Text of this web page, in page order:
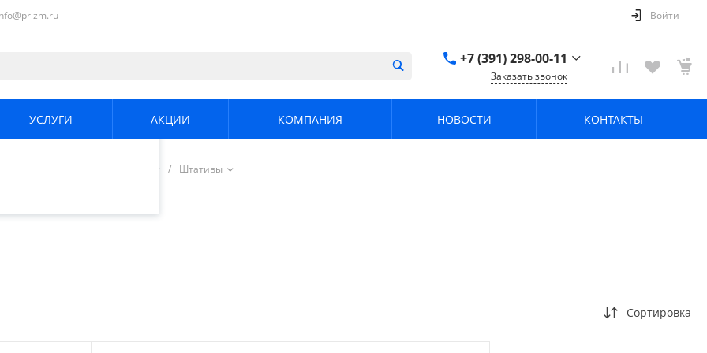
и
Продолжая
использования.
.
Войти
+7 (391) 298-00-11
г. Красноярск, пер.
Заказать звонок
УСЛУГИ АКЦИИ КОМПАНИЯ НОВОСТИ КОНТАКТЫ
/ Штативы
Сортировка